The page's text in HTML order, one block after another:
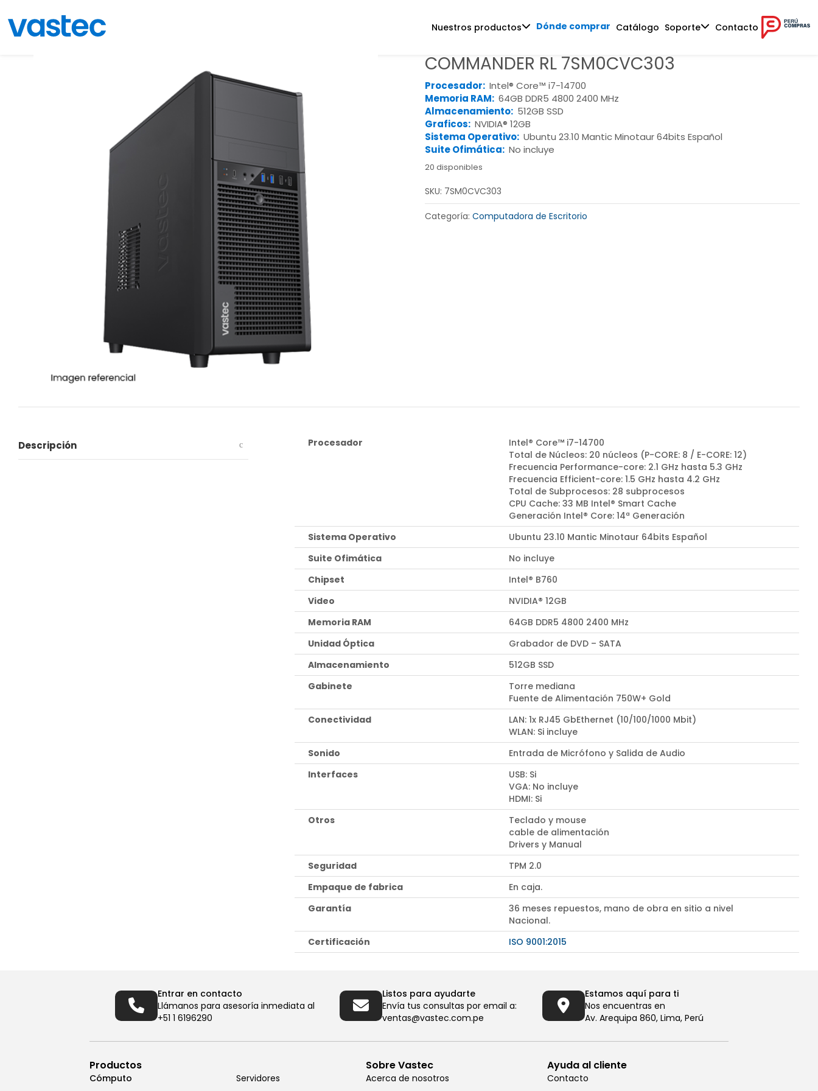
Nuestros productos Dónde comprar Catálogo Soporte Contacto
COMMANDER RL 7SM0CVC303
Procesador: Intel® Core™ i7-14700
Memoria RAM: 64GB DDR5 4800 2400 MHz
Almacenamiento: 512GB SSD
Graficos: NVIDIA® 12GB
Sistema Operativo: Ubuntu 23.10 Mantic Minotaur 64bits Español
Suite Ofimática: No incluye
20 disponibles
SKU: 7SM0CVC303
Categoría: Computadora de Escritorio
Descripción Procesador
Intel® Core™ i7-14700
Total de Núcleos: 20 núcleos (P-CORE: 8 / E-CORE: 12)
Frecuencia Performance-core: 2.1 GHz hasta 5.3 GHz
Frecuencia Efficient-core: 1.5 GHz hasta 4.2 GHz
Total de Subprocesos: 28 subprocesos
CPU Cache: 33 MB Intel® Smart Cache
Generación Intel® Core: 14ª Generación
Sistema Operativo
Ubuntu 23.10 Mantic Minotaur 64bits Español
Suite Ofimática
No incluye
Chipset
Intel® B760
Video
NVIDIA® 12GB
Memoria RAM
64GB DDR5 4800 2400 MHz
Unidad Óptica
Grabador de DVD – SATA
Almacenamiento
512GB SSD
Gabinete
Torre mediana
Fuente de Alimentación 750W+ Gold
Conectividad
LAN: 1x RJ45 GbEthernet (10/100/1000 Mbit)
WLAN: Si incluye
Sonido
Entrada de Micrófono y Salida de Audio
Interfaces
USB: Si
VGA: No incluye
HDMI: Si
Otros
Teclado y mouse
cable de alimentación
Drivers y Manual
Seguridad
TPM 2.0
Empaque de fabrica
En caja.
Garantía
36 meses repuestos, mano de obra en sitio a nivel
Nacional.
Certificación
ISO 9001:2015
Entrar en contacto
Llámanos para asesoría inmediata al
+51 1 6196290
Listos para ayudarte
Envía tus consultas por email a:
ventas@vastec.com.pe
Estamos aquí para ti
Nos encuentras en
Av. Arequipa 860, Lima, Perú
Productos
Cómputo
Servidores
Sobre Vastec
Acerca de nosotros
Ayuda al cliente
Contacto